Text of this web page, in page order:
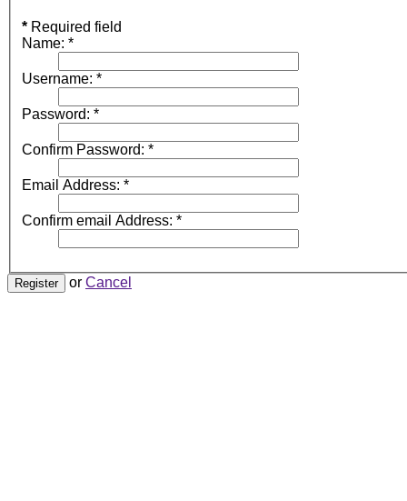
* Required field
Name: *
Username: *
Password: *
Confirm Password: *
Email Address: *
Confirm email Address: *
Register or Cancel